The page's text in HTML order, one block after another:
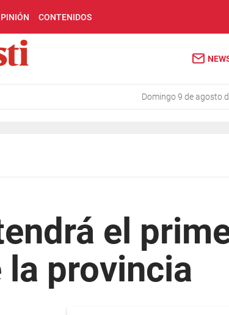
CONTENIDOS
domingo 9 de agosto
el
la provincia